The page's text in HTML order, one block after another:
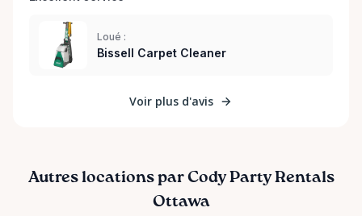
Loué :
Bissell Carpet Cleaner
Voir plus d'avis
Autres locations par Cody Party Rentals
Ottawa